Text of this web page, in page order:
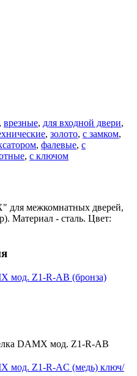
, врезные, для входной двери,
, золото, с замком,
, фалевые, с
, с ключом
для межкомнатных дверей,
Материал - сталь. Цвет:
DAMX мод. Z1-R-AB